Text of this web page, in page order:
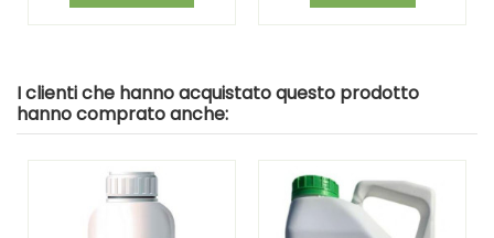
I clienti che hanno acquistato questo prodotto
hanno comprato anche: